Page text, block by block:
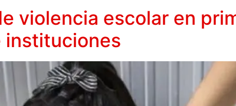
violencia escolar en
instituciones